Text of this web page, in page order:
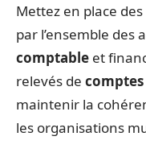
Mettez en place
par l’ensemble des
comptable et
relevés de
maintenir la
les organisations